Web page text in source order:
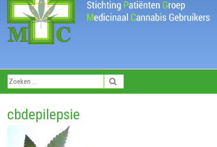
cbdepilepsie